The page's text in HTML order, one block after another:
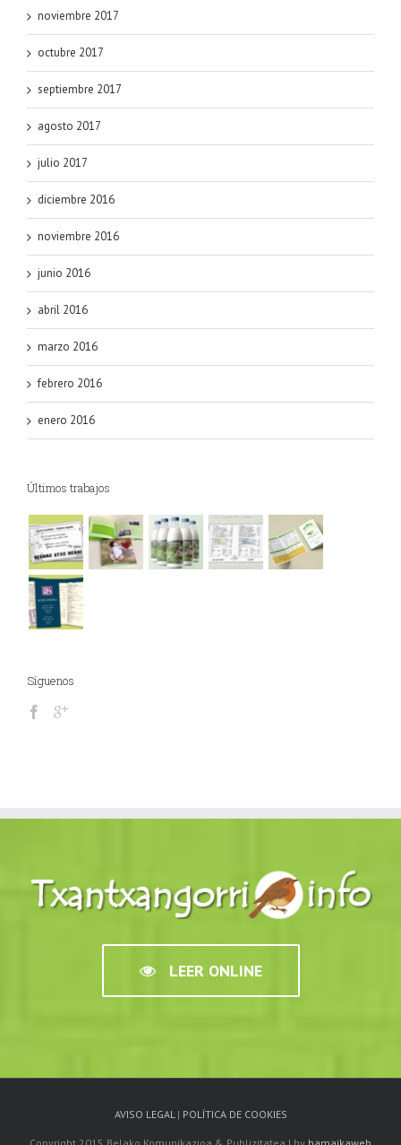
noviembre 2017
octubre 2017
septiembre 2017
agosto 2017
julio 2017
diciembre 2016
noviembre 2016
junio 2016
abril 2016
marzo 2016
febrero 2016
enero 2016
Últimos trabajos
Síguenos
LEER ONLINE
AVISO LEGAL | POLÍTICA DE COOKIES